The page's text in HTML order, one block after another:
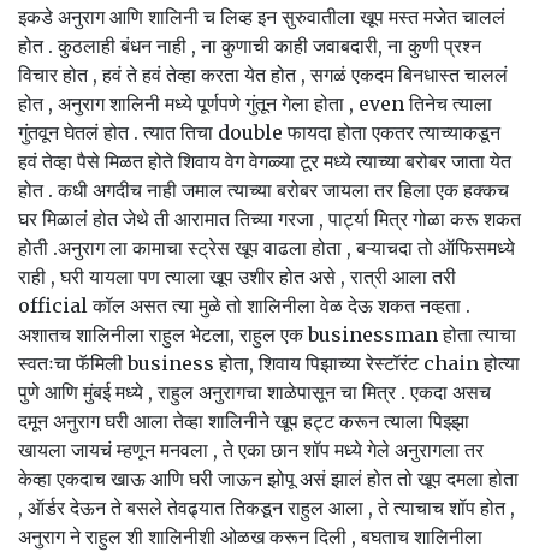
इकडे अनुराग आणि शालिनी च लिव्ह इन सुरुवातीला खूप मस्त मजेत चाललं
होत . कुठलाही बंधन नाही , ना कुणाची काही जवाबदारी, ना कुणी प्रश्न
विचार होत , हवं ते हवं तेव्हा करता येत होत , सगळं एकदम बिनधास्त चाललं
होत , अनुराग शालिनी मध्ये पूर्णपणे गुंतून गेला होता , even तिनेच त्याला
गुंतवून घेतलं होत . त्यात तिचा double फायदा होता एकतर त्याच्याकडून
हवं तेव्हा पैसे मिळत होते शिवाय वेग वेगळ्या टूर मध्ये त्याच्या बरोबर जाता येत
होत . कधी अगदीच नाही जमाल त्याच्या बरोबर जायला तर हिला एक हक्कच
घर मिळालं होत जेथे ती आरामात तिच्या गरजा , पार्ट्या मित्र गोळा करू शकत
होती .अनुराग ला कामाचा स्ट्रेस खूप वाढला होता , बऱ्याचदा तो ऑफिसमध्ये
राही , घरी यायला पण त्याला खूप उशीर होत असे , रात्री आला तरी
official कॉल असत त्या मुळे तो शालिनीला वेळ देऊ शकत नव्हता .
अशातच शालिनीला राहुल भेटला, राहुल एक businessman होता त्याचा
स्वतःचा फॅमिली business होता, शिवाय पिझाच्या रेस्टॉरंट chain होत्या
पुणे आणि मुंबई मध्ये , राहुल अनुरागचा शाळेपासून चा मित्र . एकदा असच
दमून अनुराग घरी आला तेव्हा शालिनीने खूप हट्ट करून त्याला पिझ्झा
खायला जायचं म्हणून मनवला , ते एका छान शॉप मध्ये गेले अनुरागला तर
केव्हा एकदाच खाऊ आणि घरी जाऊन झोपू असं झालं होत तो खूप दमला होता
, ऑर्डर देऊन ते बसले तेवढ्यात तिकडून राहुल आला , ते त्याचाच शॉप होत ,
अनुराग ने राहुल शी शालिनीशी ओळख करून दिली , बघताच शालिनीला